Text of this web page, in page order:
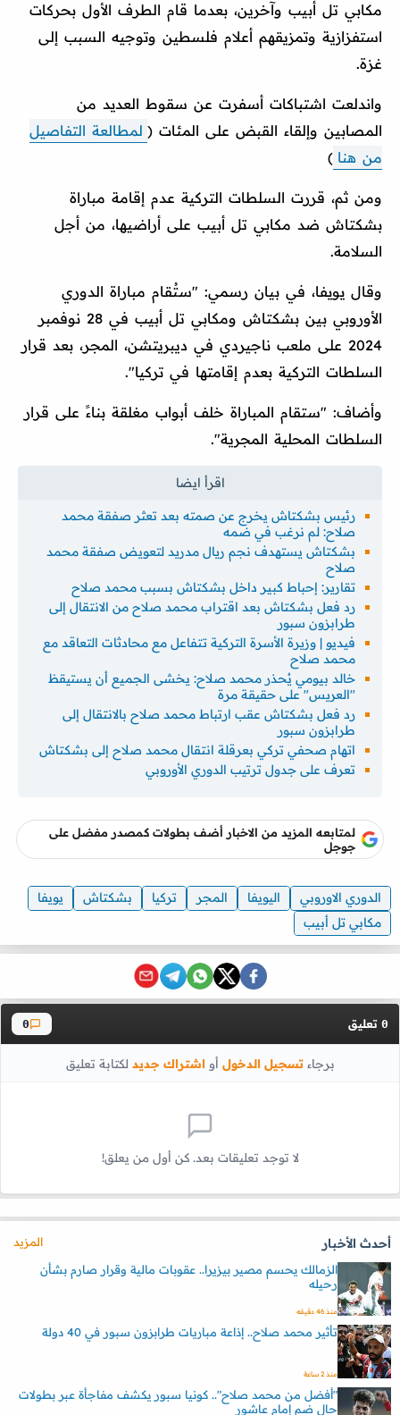
مكابي تل أبيب وآخرين، بعدما قام الطرف الأول بحركات
استفزازية وتمزيقهم أعلام فلسطين وتوجيه السبب إلى
غزة.
واندلعت اشتباكات أسفرت عن سقوط العديد من
المصابين وإلقاء القبض على المئات ( لمطالعة التفاصيل
من هنا )
ومن ثم، قررت السلطات التركية عدم إقامة مباراة
بشكتاش ضد مكابي تل أبيب على أراضيها، من أجل
السلامة.
وقال يويفا، في بيان رسمي: "ستُقام مباراة الدوري
الأوروبي بين بشكتاش ومكابي تل أبيب في 28 نوفمبر
2024 على ملعب ناجيردي في ديبريتشن، المجر، بعد قرار
السلطات التركية بعدم إقامتها في تركيا".
وأضاف: "ستقام المباراة خلف أبواب مغلقة بناءً على قرار
السلطات المحلية المجرية".
رئيس بشكتاش يخرج عن صمته بعد تعثر صفقة محمد
صلاح: لم نرغب في ضمه
بشكتاش يستهدف نجم ريال مدريد لتعويض صفقة محمد
صلاح
تقارير: إحباط كبير داخل بشكتاش بسبب محمد صلاح
رد فعل بشكتاش بعد اقتراب محمد صلاح من الانتقال إلى
طرابزون سبور
فيديو | وزيرة الأسرة التركية تتفاعل مع محادثات التعاقد مع
محمد صلاح
خالد بيومي يُحذر محمد صلاح: يخشى الجميع أن يستيقظ
"العريس" على حقيقة مرة
رد فعل بشكتاش عقب ارتباط محمد صلاح بالانتقال إلى
طرابزون سبور
اتهام صحفي تركي بعرقلة انتقال محمد صلاح إلى بشكتاش
تعرف على جدول ترتيب الدوري الأوروبي
لمتابعه المزيد من الاخبار أضف بطولات كمصدر مفضل على
جوجل
الدوري الاوروبي اليويفا المجر تركيا بشكتاش
يويفا
مكابي تل أبيب
0 تعليق 0
برجاءتسجيل الدخول أواشتراك جديد لكتابة تعليق
لا توجد تعليقات بعد. كن أول من يعلق!
أحدث الأخبار
المزيد
الزمالك يحسم مصير بيزيرا.. عقوبات مالية وقرار صارم بشأن
رحيله
منذ 46 دقيقه
تأثير محمد صلاح.. إذاعة مباريات طرابزون سبور في 40 دولة
منذ 2 ساعة
"أفضل من محمد صلاح".. كونيا سبور يكشف مفاجأة عبر بطولات
حال ضم إمام عاشور